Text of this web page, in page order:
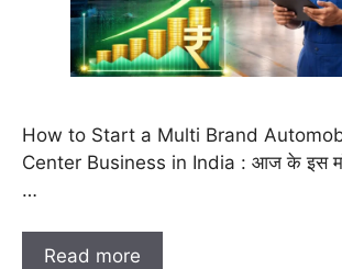
How to Start a Multi Brand
Center Business in India : आज के इस
…
Read more